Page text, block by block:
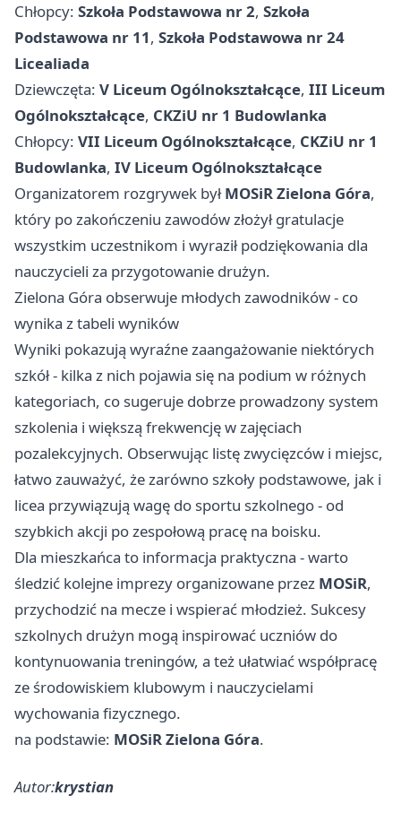
Chłopcy: Szkoła Podstawowa nr 2, Szkoła
Podstawowa nr 11, Szkoła Podstawowa nr 24
Licealiada
Dziewczęta: V Liceum Ogólnokształcące, III Liceum
Ogólnokształcące, CKZiU nr 1 Budowlanka
Chłopcy: VII Liceum Ogólnokształcące, CKZiU nr 1
Budowlanka, IV Liceum Ogólnokształcące
Organizatorem rozgrywek byłMOSiR Zielona Góra,
który po zakończeniu zawodów złożył gratulacje
wszystkim uczestnikom i wyraził podziękowania dla
nauczycieli za przygotowanie drużyn.
Zielona Góra obserwuje młodych zawodników - co
wynika z tabeli wyników
Wyniki pokazują wyraźne zaangażowanie niektórych
szkół - kilka z nich pojawia się na podium w różnych
kategoriach, co sugeruje dobrze prowadzony system
szkolenia i większą frekwencję w zajęciach
pozalekcyjnych. Obserwując listę zwycięzców i miejsc,
łatwo zauważyć, że zarówno szkoły podstawowe, jak i
licea przywiązują wagę do sportu szkolnego - od
szybkich akcji po zespołową pracę na boisku.
Dla mieszkańca to informacja praktyczna - warto
śledzić kolejne imprezy organizowane przez MOSiR,
przychodzić na mecze i wspierać młodzież. Sukcesy
szkolnych drużyn mogą inspirować uczniów do
kontynuowania treningów, a też ułatwiać współpracę
ze środowiskiem klubowym i nauczycielami
wychowania fizycznego.
na podstawie: MOSiR Zielona Góra.
Autor:krystian